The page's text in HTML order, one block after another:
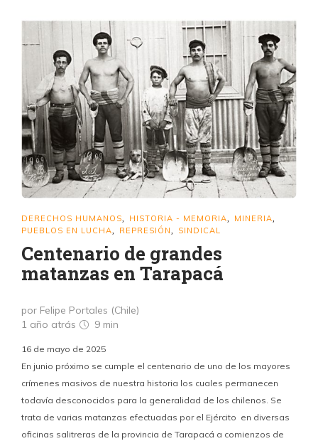
DERECHOS HUMANOS HISTORIA - MEMORIA MINERIA
PUEBLOS EN LUCHA REPRESIÓN SINDICAL
Centenario de grandes
matanzas en Tarapacá
por Felipe Portales (Chile)
1 año atrás
9 min
16 de mayo de 2025
En junio próximo se cumple el centenario de uno de los mayores
crímenes masivos de nuestra historia los cuales permanecen
todavía desconocidos para la generalidad de los chilenos. Se
trata de varias matanzas efectuadas por el Ejército en diversas
oficinas salitreras de la provincia de Tarapacá a comienzos de